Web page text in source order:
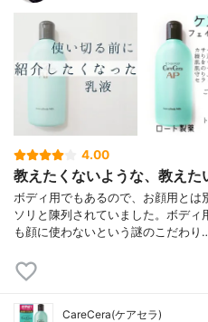
4.00
教えたくないような、教え
ボディ用でもあるので、お顔用と
ソリと陳列されていました。ボデ
も顔に使わないという謎のこだわり
CareCera(ケアセラ)